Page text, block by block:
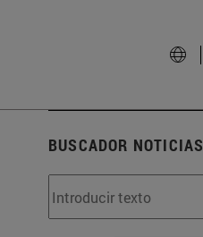
BUSCADOR NOTICIAS